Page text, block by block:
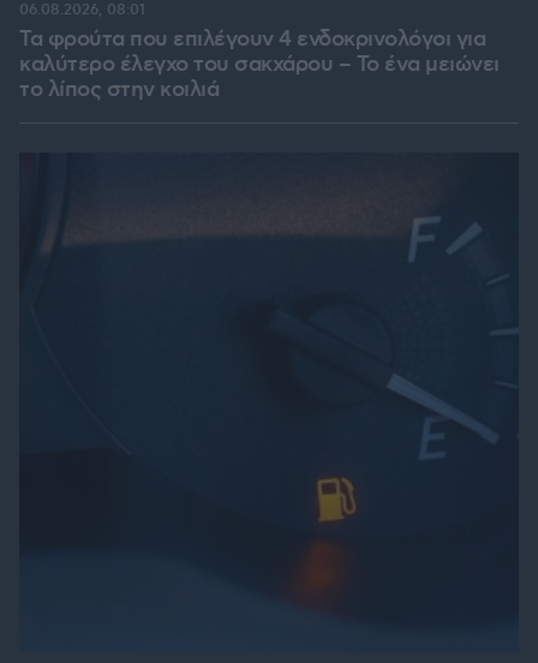
Τα φρούτα που επιλέγουν 4 ενδοκρινολόγοι για
καλύτερο έλεγχο του σακχάρου – Το ένα μειώνει
το λίπος στην κοιλιά
06.08.2026, 08:01